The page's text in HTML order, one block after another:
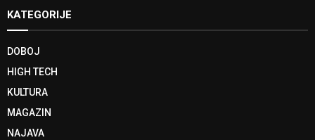
KATEGORIJE
DOBOJ
HIGH TECH
KULTURA
MAGAZIN
NAJAVA